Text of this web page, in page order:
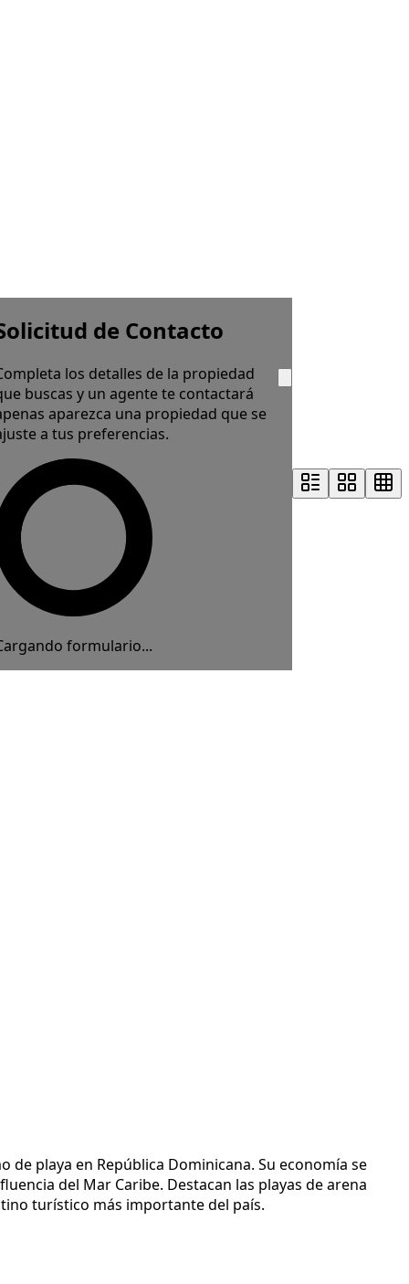
de Contacto
los detalles de la propiedad
buscas y un agente te contactará
aparezca una propiedad que se
a tus preferencias.
formulario...
de playa en República Dominicana. Su economía se
del Mar Caribe. Destacan las playas de arena
turístico más importante del país.